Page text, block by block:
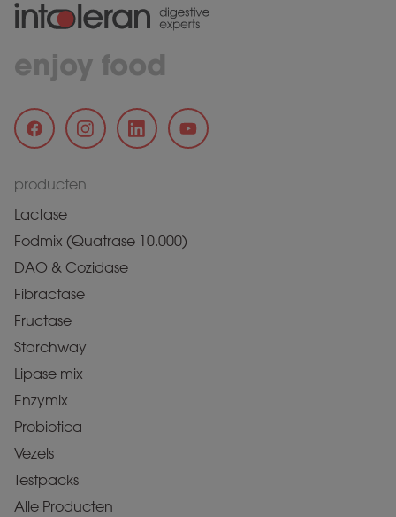
enjoy food
producten
Lactase
Fodmix (Quatrase 10.000)
DAO & Cozidase
Fibractase
Fructase
Starchway
Lipase mix
Enzymix
Probiotica
Vezels
Testpacks
Alle Producten